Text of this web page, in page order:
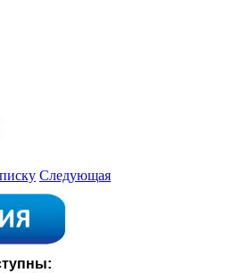
Следующая